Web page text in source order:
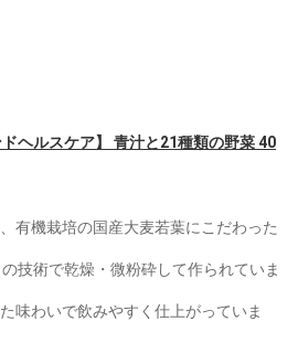
ヘルスケア】 青汁と21種類の野菜 40
有機栽培の国産大麦若葉にこだわった
技術で乾燥・微粉砕して作られていま
味わいで飲みやすく仕上がっていま